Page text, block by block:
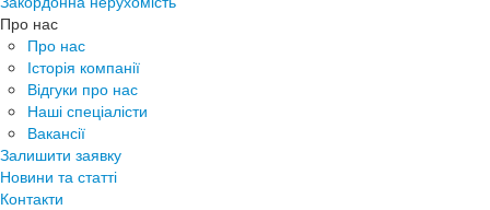
Про нас
Про нас
Історія компанії
Відгуки про нас
Наші спеціалісти
Вакансії
Залишити заявку
Новини та статті
Контакти